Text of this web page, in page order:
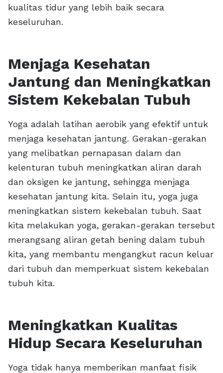
kualitas tidur yang lebih baik secara
keseluruhan.
Menjaga Kesehatan
Jantung dan Meningkatkan
Sistem Kekebalan Tubuh
Yoga adalah latihan aerobik yang efektif untuk
menjaga kesehatan jantung. Gerakan-gerakan
yang melibatkan pernapasan dalam dan
kelenturan tubuh meningkatkan aliran darah
dan oksigen ke jantung, sehingga menjaga
kesehatan jantung kita. Selain itu, yoga juga
meningkatkan sistem kekebalan tubuh. Saat
kita melakukan yoga, gerakan-gerakan tersebut
merangsang aliran getah bening dalam tubuh
kita, yang membantu mengangkut racun keluar
dari tubuh dan memperkuat sistem kekebalan
tubuh kita.
Meningkatkan Kualitas
Hidup Secara Keseluruhan
Yoga tidak hanya memberikan manfaat fisik